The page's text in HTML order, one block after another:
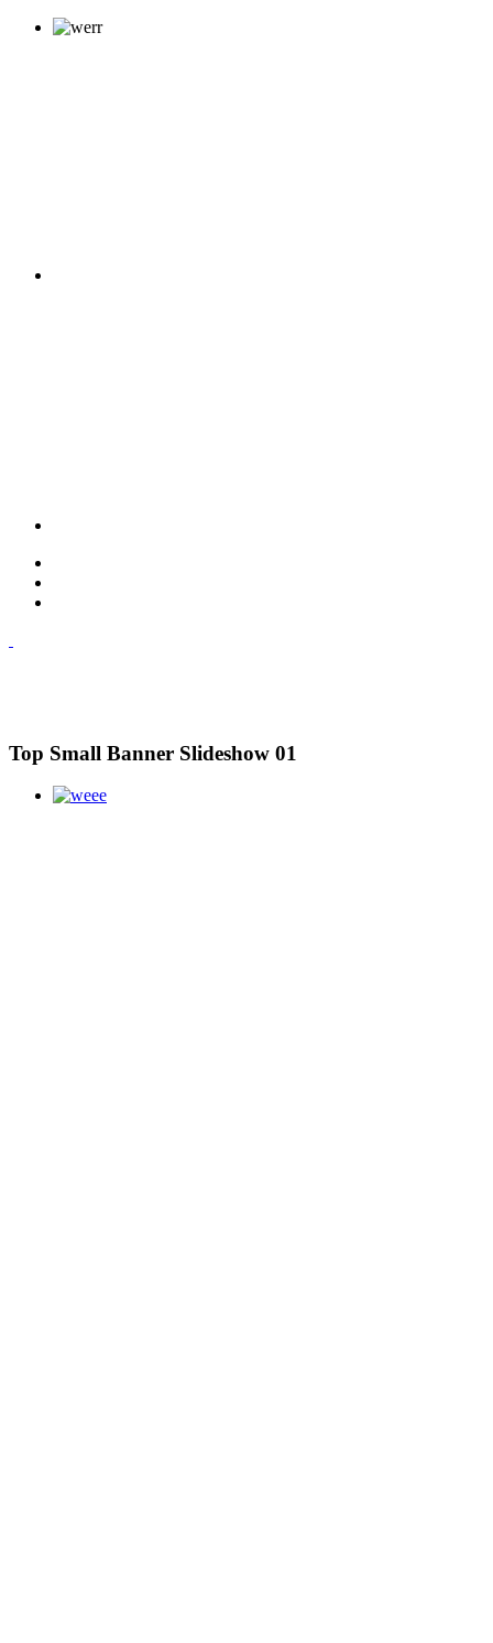
Top Small Banner Slideshow 01